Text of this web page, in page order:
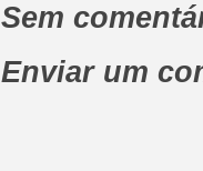
Sem
Enviar um